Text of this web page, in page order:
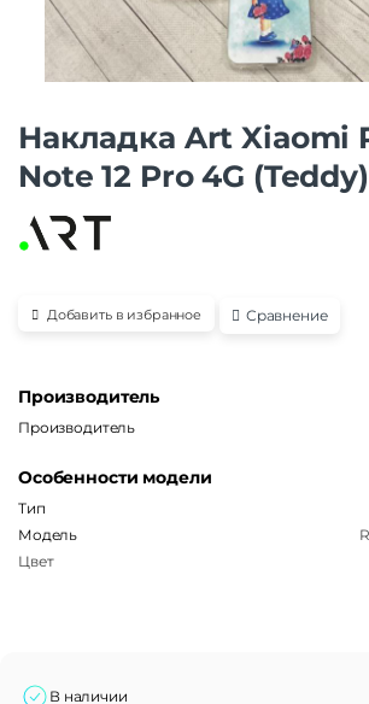
Накладка Art Xiaomi
Note 12 Pro 4G (Teddy)
Добавить в избранное Сравнение
Производитель
Производитель
Особенности модели
Тип
Модель
Цвет
В наличии